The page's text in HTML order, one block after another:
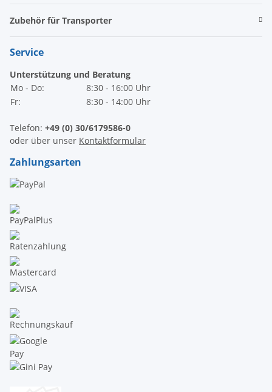
Zubehör für Transporter
Service
Unterstützung und Beratung
Mo - Do:
8:30 - 16:00 Uhr
Fr:
8:30 - 14:00 Uhr
Telefon: +49 (0) 30/6179586-0
oder über unser Kontaktformular
Zahlungsarten